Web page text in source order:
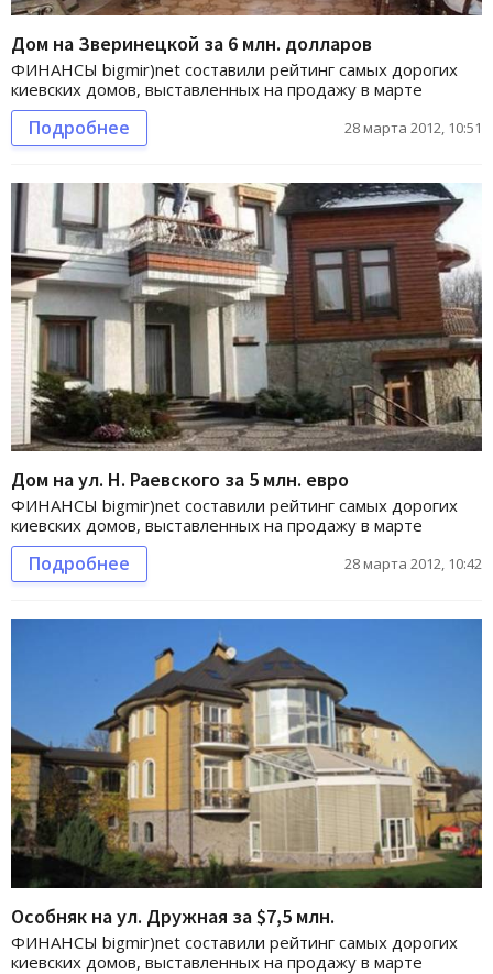
Дом на Зверинецкой за 6 млн. долларов
ФИНАНСЫ bigmir)net составили рейтинг самых дорогих
киевских домов, выставленных на продажу в марте
Подробнее 28 марта 2012, 10:51
Дом на ул. Н. Раевского за 5 млн. евро
ФИНАНСЫ bigmir)net составили рейтинг самых дорогих
киевских домов, выставленных на продажу в марте
Подробнее 28 марта 2012, 10:42
Особняк на ул. Дружная за $7,5 млн.
ФИНАНСЫ bigmir)net составили рейтинг самых дорогих
киевских домов, выставленных на продажу в марте